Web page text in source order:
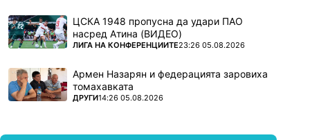
ЦСКА 1948 пропусна да удари ПАО
насред Атина (ВИДЕО)
ПОВЕЧЕ ОТ
ЛИГА НА КОНФЕРЕНЦИИТЕ23:26 05.08.2026
Армен Назарян и федерацията заровиха
томахавката
ПОВЕЧЕ ОТ
ДРУГИ14:26 05.08.2026